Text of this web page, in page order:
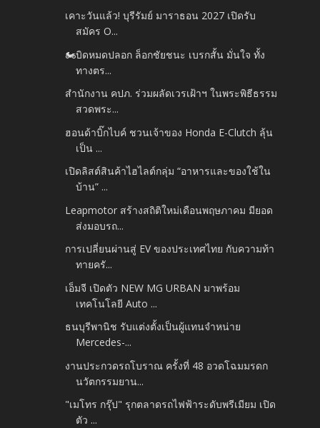
เคาะวันแล้ว! บุรีรัมย์ มาราธอน 2027 เปิดรับ
สมัคร O...
🏍️บิดหมดปลอก ล็อกชัยชนะ เบรกสั้น มั่นใจ ทั้ง
ทางตร...
สำนักงาน คปภ. ร่วมผลัดเวรเฝ้าฯ ในพระพิธีธรรม
สวดพระ...
ฮอนด้าบิ๊กไบค์ ชวนเจ้าของ Honda E-Clutch ลุ้น
เป็น ...
เปิดลิสต์สินค้าไฮไลต์กลุ่ม “อาหารและของใช้ใน
บ้าน” ...
Leapmotor สร้างสถิติใหม่เดือนพฤษภาคม มียอด
ส่งมอบรถ...
การเปลี่ยนผ่านสู่ EV ของประเทศไทย กับความท้า
ทายครั...
เอ็มจี เปิดตัว NEW MG URBAN มาพร้อม
เทคโนโลยี Auto ...
ธนบุรีพานิช รับแต่งตั้งเป็นผู้แทนจำหน่าย
Mercedes-...
งานประกวดรถโบราณ ครั้งที่ 48 อวดโฉมมรดก
นวัตกรรมยาน...
"เมโทร กรุ๊ป" รุกตลาดรถไฟฟ้าระดับพรีเมียม เปิด
ตัว ...